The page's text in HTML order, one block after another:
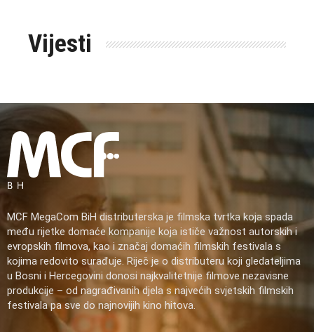
Vijesti
MCF MegaCom BiH distributerska je filmska tvrtka koja spada
među rijetke domaće kompanije koja ističe važnost autorskih i
evropskih filmova, kao i značaj domaćih filmskih festivala s
kojima redovito surađuje. Riječ je o distributeru koji gledateljima
u Bosni i Hercegovini donosi najkvalitetnije filmove nezavisne
produkcije – od nagrađivanih djela s najvećih svjetskih filmskih
festivala pa sve do najnovijih kino hitova.